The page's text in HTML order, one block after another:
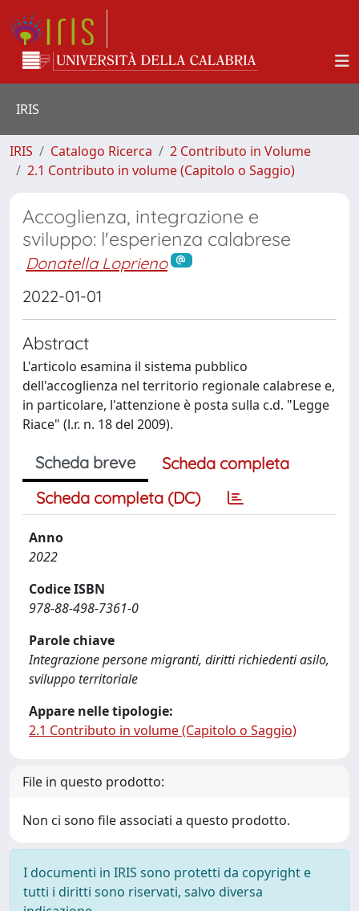
IRIS
IRIS Catalogo Ricerca
2 Contributo in Volume
2.1 Contributo in volume (Capitolo o Saggio)
Accoglienza, integrazione e
sviluppo: l'esperienza calabrese
Donatella Loprieno
2022-01-01
Abstract
L'articolo esamina il sistema pubblico
dell'accoglienza nel territorio regionale calabrese e,
in particolare, l'attenzione è posta sulla c.d. "Legge
Riace" (l.r. n. 18 del 2009).
Scheda breve
Scheda completa
Scheda completa (DC)
Anno
2022
Codice ISBN
978-88-498-7361-0
Parole chiave
Integrazione persone migranti, diritti richiedenti asilo,
sviluppo territoriale
Appare nelle tipologie:
2.1 Contributo in volume (Capitolo o Saggio)
File in questo prodotto:
Non ci sono file associati a questo prodotto.
I documenti in IRIS sono protetti da copyright e
tutti i diritti sono riservati, salvo diversa